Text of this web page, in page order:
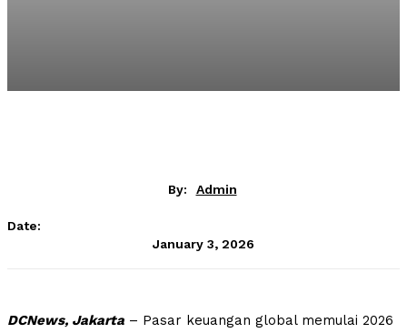
By: Admin
Date:
January 3, 2026
DCNews, Jakarta – Pasar keuangan global memulai 2026